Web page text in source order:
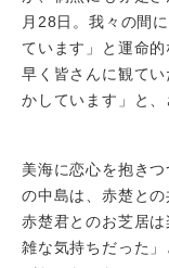
月28日。我々の間
ています」と運命
早く皆さんに観て
かしています」と、
美海に恋心を抱き
の中島は、赤楚と
赤楚君とのお芝居
雑な気持ちだった